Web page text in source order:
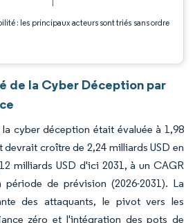
: les principaux acteurs sont triés sans ordre
de la Cyber Déception par
cyber déception était évaluée à 1,98
devrait croître de 2,24 milliards USD en
milliards USD d'ici 2031, à un CAGR
période de prévision (2026-2031). La
des attaquants, le pivot vers les
zéro et l'intégration des pots de